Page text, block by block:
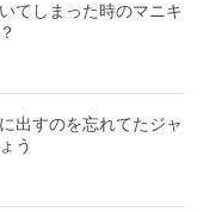
てしまった時のマニキ
出すのを忘れてたジャ
う